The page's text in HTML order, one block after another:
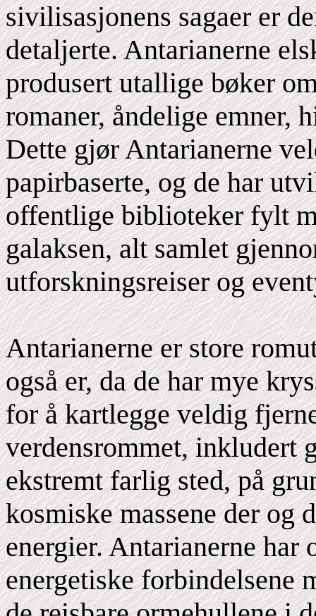
sivilisasjonens sagaer er
detaljerte. Antarianerne
produsert utallige bøker
romaner, åndelige emner,
Dette gjør Antarianerne
papirbaserte, og de har
offentlige biblioteker fylt
galaksen, alt samlet
utforskningsreiser og
Antarianerne er store
også er, da de har mye
for å kartlegge veldig
verdensrommet, inkludert
ekstremt farlig sted, på
kosmiske massene der og
energier. Antarianerne har
energetiske forbindelsene